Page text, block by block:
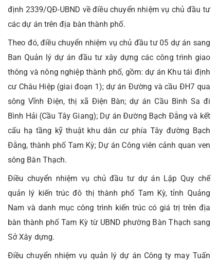
định 2339/QĐ-UBND về điều chuyển nhiệm vụ chủ đầu tư
các dự án trên địa bàn thành phố.
Theo đó, điều chuyển nhiệm vụ chủ đầu tư 05 dự án sang
Ban Quản lý dự án đầu tư xây dựng các công trình giao
thông và nông nghiệp thành phố, gồm: dự án Khu tái định
cư Châu Hiệp (giai đoạn 1); dự án Đường và cầu ĐH7 qua
sông Vĩnh Điện, thị xã Điện Bàn; dự án Cầu Bình Sa đi
Bình Hải (Cầu Tây Giang); Dự án Đường Bạch Đằng và kết
cấu hạ tầng kỹ thuật khu dân cư phía Tây đường Bạch
Đằng, thành phố Tam Kỳ; Dự án Công viên cảnh quan ven
sông Bàn Thạch.
Điều chuyển nhiệm vụ chủ đầu tư dự án Lập Quy chế
quản lý kiến trúc đô thị thành phố Tam Kỳ, tỉnh Quảng
Nam và danh mục công trình kiến trúc có giá trị trên địa
bàn thành phố Tam Kỳ từ UBND phường Bàn Thạch sang
Sở Xây dựng.
Điều chuyển nhiệm vụ quản lý dự án Công ty may Tuấn